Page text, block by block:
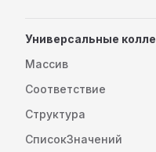
Универсальные
Массив
Соответствие
Структура
СписокЗначений